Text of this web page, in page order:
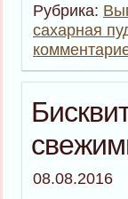
Рубрика:
сахарная
08.08.2016